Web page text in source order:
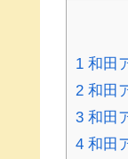
1 和田
2 和田
3 和田
4 和田